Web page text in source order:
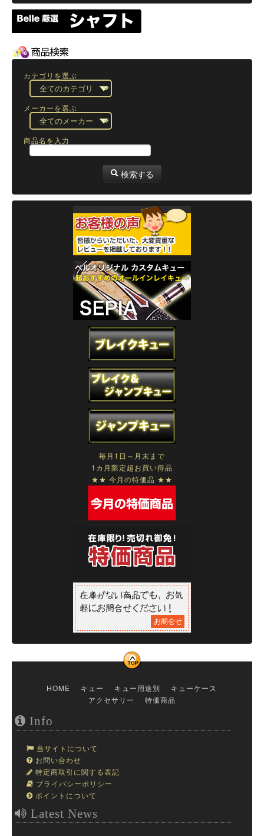
カテゴリを選ぶ
メーカーを選ぶ
商品名を入力
検索する
毎月1日～月末まで
1カ月限定超お買い得品
★★ 今月の特価品 ★★
HOME キュー キュー用途別
キューケース
アクセサリー
特価商品
Info
当サイトについて
お問い合わせ
特定商取引に関する表記
プライバシーポリシー
ポイントについて
Latest News